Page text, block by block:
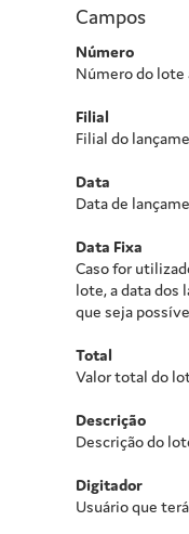
Campos
Número
Número do lote
Filial
Filial do
Data
Data de
Data Fixa
Caso for
lote, a data dos
que seja
Total
Valor total do
Descrição
Descrição do
Digitador
Usuário que